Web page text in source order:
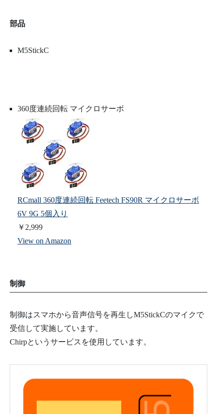
部品
M5StickC
360度連続回転 マイクロサーボ
RCmall 360度連続回転 Feetech FS90R マイクロサーボ
6V 9G 5個入り
￥2,999
View on Amazon
制御
制御はスマホから音声信号を再生しM5StickCのマイクで
受信して実施しています。
Chirpというサービスを使用しています。